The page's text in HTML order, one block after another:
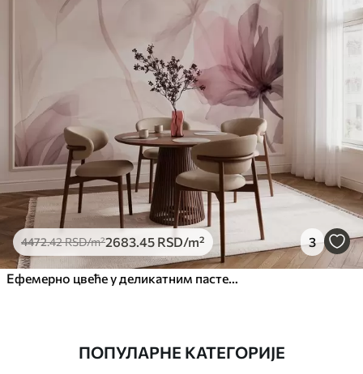
4472.42RSD/m²2683 .45 RSD/m² 3
ПОПУЛАРНЕ КАТЕГОРИЈЕ